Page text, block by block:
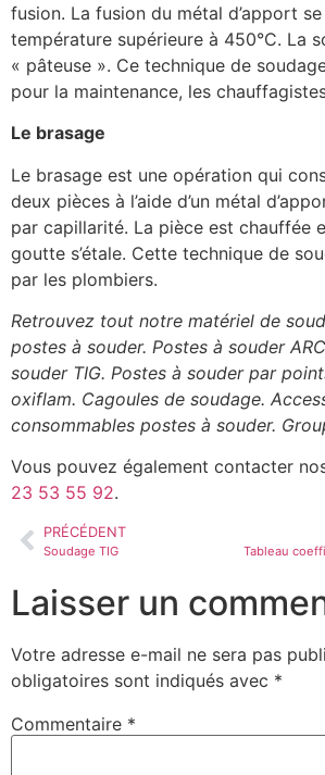
fusion. La fusion du métal d’apport
température supérieure à 450°C. La
« pâteuse ». Ce technique de
pour la maintenance, les
Le brasage
Le brasage est une opération qui
deux pièces à l’aide d’un métal
par capillarité. La pièce est chauffée
goutte s’étale. Cette technique de
par les plombiers.
Retrouvez tout notre matériel de
postes à souder. Postes à souder
souder TIG. Postes à souder par
oxiflam. Cagoules de soudage.
consommables postes à souder.
Vous pouvez également contacter
23 53 55 92.
PRÉCÉDENT
Soudage TIG
Laisser un
Votre adresse e-mail ne sera pas
obligatoires sont indiqués avec *
Commentaire *